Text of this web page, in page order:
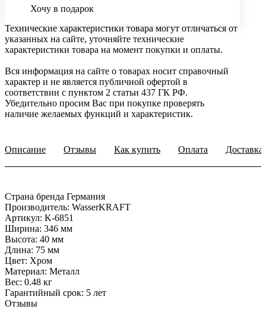
Хочу в подарок
Технические характеристики товара могут отличаться от
указанных на сайте, уточняйте технические
характеристики товара на момент покупки и оплаты.
Вся информация на сайте о товарах носит справочный
характер и не является публичной офертой в
соответствии с пунктом 2 статьи 437 ГК РФ.
Убедительно просим Вас при покупке проверять
наличие желаемых функций и характеристик.
Описание Отзывы Как купить Оплата Доставка
Страна бренда Германия
Производитель: WasserKRAFT
Артикул: K-6851
Ширина: 346 мм
Высота: 40 мм
Длина: 75 мм
Цвет: Хром
Материал: Металл
Вес: 0.48 кг
Гарантийный срок: 5 лет
Отзывы